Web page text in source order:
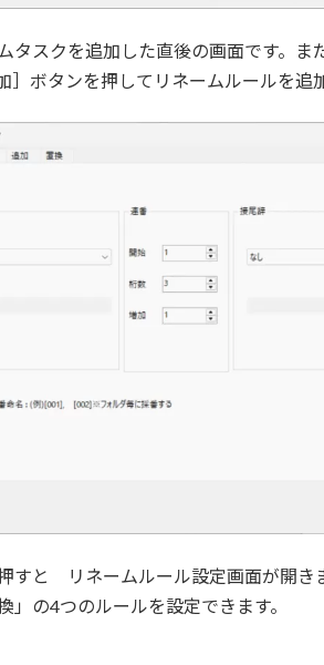
タスクを追加した直後の画面です。
］ボタンを押してリネームルールを追
すと リネームルール設定画面が開き
」の4つのルールを設定できます。